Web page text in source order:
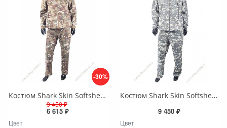
-30%
Костюм Shark Skin Softshell, мультикам (MTP)
9 450 ₽
6 615 ₽
Цвет
Костюм Shark Skin Softshell,серая цифра (at-digital)
9 450 ₽
Цвет